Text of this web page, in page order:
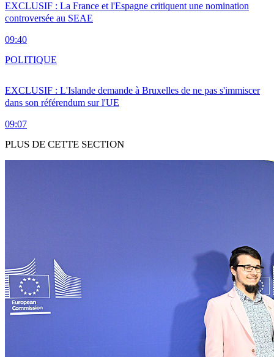
EXCLUSIF : La France et l'Espagne critiquent une nomination
controversée au SEAE
09:40
EXCLUSIF : L'Islande demande à Bruxelles de ne pas s'immiscer
dans son référendum sur l'UE
09:07
POLITIQUE
PLUS DE CETTE SECTION